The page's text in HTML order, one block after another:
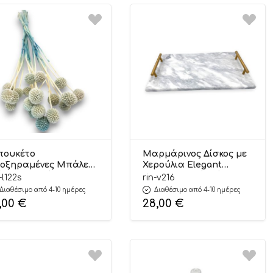
Μπάλες
20 Κλαδιά
55cm | Λ122Σ
Διαθέσιμο από 4-10 ημέρες
€
Μαρμάρινος Δίσκος με
Χερούλια Elegant
Διακοσμητικός Δίσκος
38x22cm | Β216 Riniotis
rin-v216
Διαθέσιμο από 4-10 ημέρες
28,00 €